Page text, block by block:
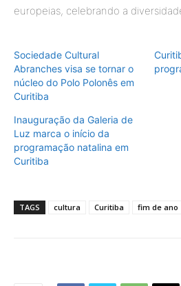
europeias, celebrando a
Sociedade Cultural
Abranches visa se tornar o
núcleo do Polo Polonês em
Curitiba
Inauguração da Galeria de
Luz marca o início da
programação natalina em
Curitiba
TAGS cultura Curitiba fim de ano